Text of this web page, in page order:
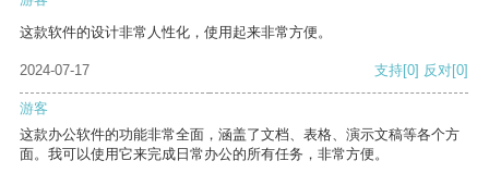
这款软件的设计非常人性化，使用起来非常方便。
2024-07-17 支持[0] 反对[0]
游客
这款办公软件的功能非常全面，涵盖了文档、表格、演示文稿等各个方
面。我可以使用它来完成日常办公的所有任务，非常方便。